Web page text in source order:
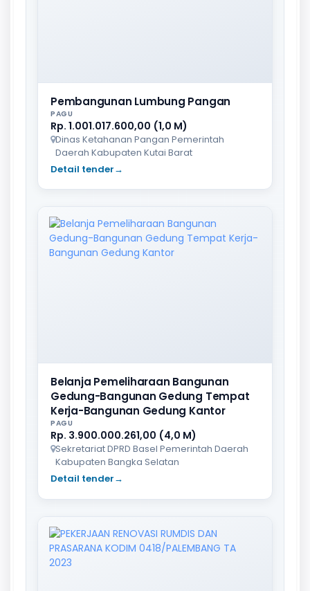
Pembangunan Lumbung Pangan
PAGU
Rp. 1.001.017.600,00 (1,0 M)
Dinas Ketahanan Pangan Pemerintah
Daerah Kabupaten Kutai Barat
Detail tender→
Belanja Pemeliharaan Bangunan
Gedung-Bangunan Gedung Tempat
Kerja-Bangunan Gedung Kantor
PAGU
Rp. 3.900.000.261,00 (4,0 M)
Sekretariat DPRD Basel Pemerintah Daerah
Kabupaten Bangka Selatan
Detail tender→